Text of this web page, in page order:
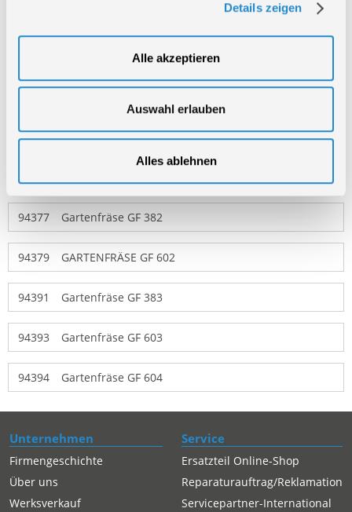
Details zeigen
Alle akzeptieren
Auswahl erlauben
Alles ablehnen
BENZIN-GARTENHACKE GF 250 ES
94366 GARTENFRÄSE GF 381
94377 Gartenfräse GF 382
94379 GARTENFRÄSE GF 602
94391 Gartenfräse GF 383
94393 Gartenfräse GF 603
94394 Gartenfräse GF 604
Unternehmen
Firmengeschichte
Über uns
Werksverkauf
Service
Ersatzteil Online-Shop
Reparaturauftrag/Reklamation
Servicepartner-International